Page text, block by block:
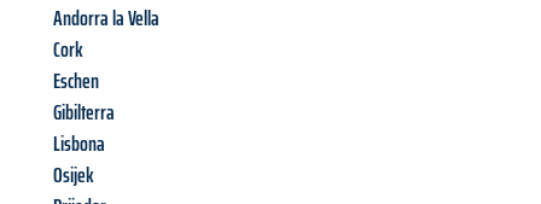
Andorra la Vella
Cork
Eschen
Gibilterra
Lisbona
Osijek